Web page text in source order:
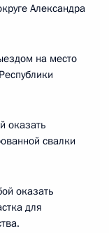
Александра
на место
оказать
свалки
оказать
для